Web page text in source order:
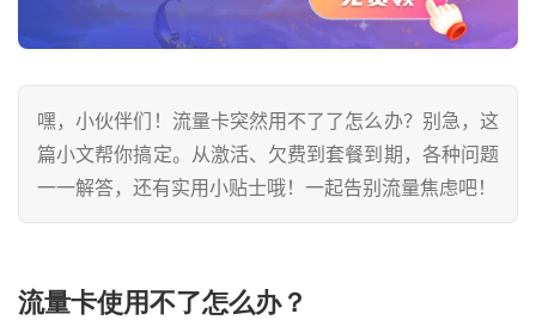
嘿，小伙伴们！流量卡突然用不了了怎么办？别急，这
篇小文帮你搞定。从激活、欠费到套餐到期，各种问题
一一解答，还有实用小贴士哦！一起告别流量焦虑吧！
流量卡使用不了怎么办？